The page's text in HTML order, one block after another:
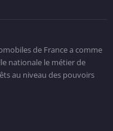
de France a comme
nationale le métier de
au niveau des pouvoirs